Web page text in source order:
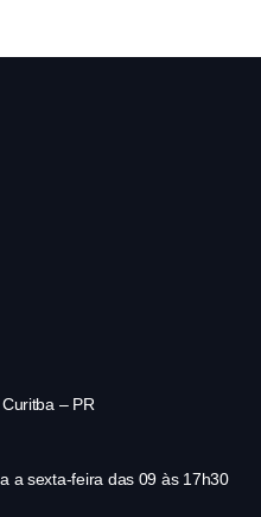
– PR
a sexta-feira das 09 às 17h30